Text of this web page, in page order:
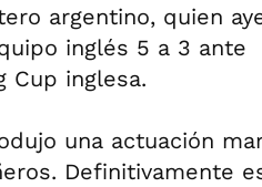
argentino, quien
inglés 5 a 3 ante
Cup inglesa.
una actuación
Definitivamente